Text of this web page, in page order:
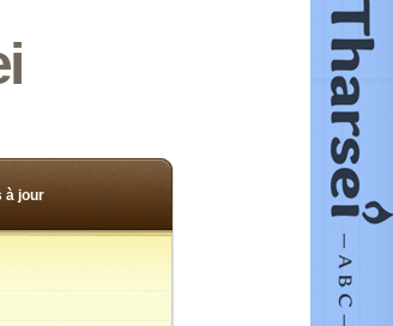
à jour